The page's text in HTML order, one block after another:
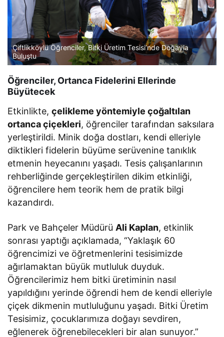
Çiftlikköylü Öğrenciler, Bitki Üretim Tesisi’nde Doğayla
Buluştu
Öğrenciler, Ortanca Fidelerini Ellerinde
Büyütecek
Etkinlikte,çelikleme yöntemiyle çoğaltılan
ortanca çiçekleri, öğrenciler tarafından saksılara
yerleştirildi. Minik doğa dostları, kendi elleriyle
diktikleri fidelerin büyüme serüvenine tanıklık
etmenin heyecanını yaşadı. Tesis çalışanlarının
rehberliğinde gerçekleştirilen dikim etkinliği,
öğrencilere hem teorik hem de pratik bilgi
kazandırdı.
Park ve Bahçeler Müdürü Ali Kaplan, etkinlik
sonrası yaptığı açıklamada, “Yaklaşık 60
öğrencimizi ve öğretmenlerini tesisimizde
ağırlamaktan büyük mutluluk duyduk.
Öğrencilerimiz hem bitki üretiminin nasıl
yapıldığını yerinde öğrendi hem de kendi elleriyle
çiçek dikmenin mutluluğunu yaşadı. Bitki Üretim
Tesisimiz, çocuklarımıza doğayı sevdiren,
eğlenerek öğrenebilecekleri bir alan sunuyor.”